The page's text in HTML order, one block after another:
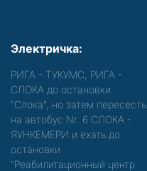
Электричка:
РИГА - ТУКУМС, РИГА -
СЛОКА до остановки
"Слока", но затем пересесть
на автобус Nr. 6 СЛОКА -
ЯУНКЕМЕРИ и ехать до
остановки
"Реабилитационный центр